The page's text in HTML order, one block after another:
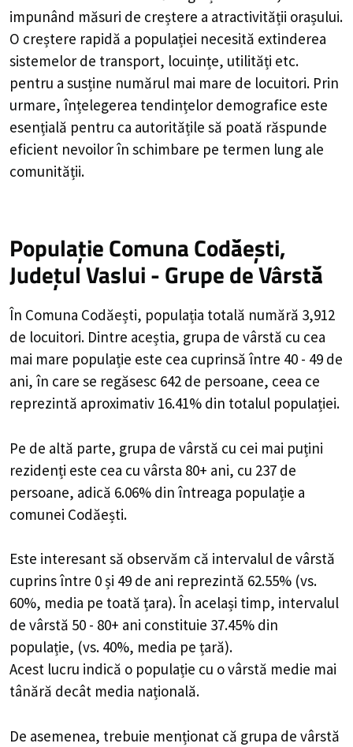
impunând măsuri de creștere a atractivității orașului.
O creștere rapidă a populației necesită extinderea
sistemelor de transport, locuințe, utilități etc.
pentru a susține numărul mai mare de locuitori. Prin
urmare, înțelegerea tendințelor demografice este
esențială pentru ca autoritățile să poată răspunde
eficient nevoilor în schimbare pe termen lung ale
comunității.
Populație Comuna Codăești,
Județul Vaslui - Grupe de Vârstă
În Comuna Codăești, populația totală numără 3,912
de locuitori. Dintre aceștia, grupa de vârstă cu cea
mai mare populație este cea cuprinsă între 40 - 49 de
ani, în care se regăsesc 642 de persoane, ceea ce
reprezintă aproximativ 16.41% din totalul populației.
Pe de altă parte, grupa de vârstă cu cei mai puțini
rezidenți este cea cu vârsta 80+ ani, cu 237 de
persoane, adică 6.06% din întreaga populație a
comunei Codăești.
Este interesant să observăm că intervalul de vârstă
cuprins între 0 și 49 de ani reprezintă 62.55% (vs.
60%, media pe toată țara). În același timp, intervalul
de vârstă 50 - 80+ ani constituie 37.45% din
populație, (vs. 40%, media pe țară).
Acest lucru indică o populație cu o vârstă medie mai
tânără decât media națională.
De asemenea, trebuie menționat că grupa de vârstă